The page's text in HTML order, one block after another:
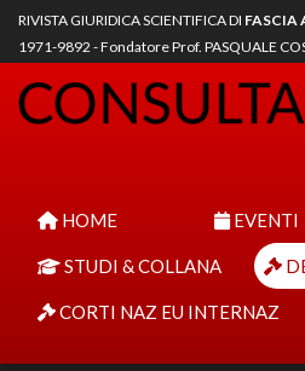
RIVISTA GIURIDICA SCIENTIFICA DI FASCIA
1971-9892 - Fondatore Prof. PASQUALE
HOME EVENTI
STUDI & COLLANA
CORTI NAZ EU INTERNAZ